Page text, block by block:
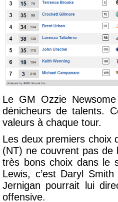
Le GM Ozzie
dénicheurs de talents.
valeurs à chaque tour.
Les deux premiers choix
(NT) ne couvrent pas de
très bons choix dans le
Lewis, c’est Daryl
Jernigan pourrait lui
offensive.